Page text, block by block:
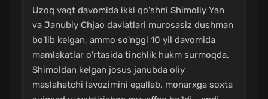
Uzoq vaqt davomida ikki qo'shni Shimoliy Yan
va Janubiy Chjao davlatlari murosasiz dushman
bo'lib kelgan, ammo so'nggi 10 yil davomida
mamlakatlar o'rtasida tinchlik hukm surmoqda.
Shimoldan kelgan josus janubda oliy
maslahatchi lavozimini egallab, monarxga soxta